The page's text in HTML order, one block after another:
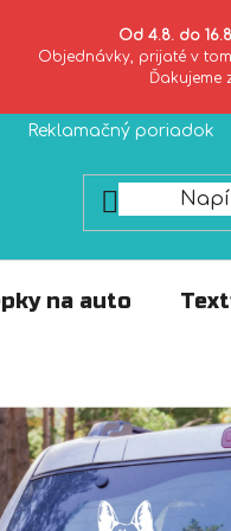
Od 4.8. do
Objednávky, prijaté v
Ďakujeme
Reklamačný poriadok
na auto